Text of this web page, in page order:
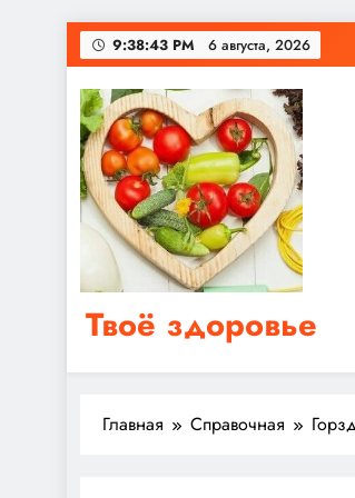
Перейти
к
содержимому
9:38:44 PM 6 августа, 2026
Твоё здоровье
Сайт о правильном питании,
Главная Справочная